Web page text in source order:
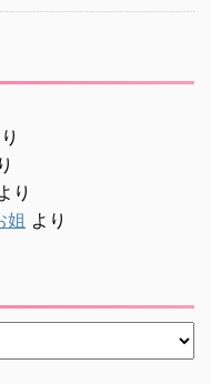
り
姐 より